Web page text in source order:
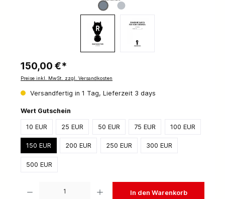
150,00 €*
Preise inkl. MwSt. zzgl. Versandkosten
Versandfertig in 1 Tag, Lieferzeit 3 days
Wert Gutschein
10 EUR 25 EUR 50 EUR 75 EUR 100 EUR
150 EUR 200 EUR 250 EUR 300 EUR
500 EUR
In den Warenkorb